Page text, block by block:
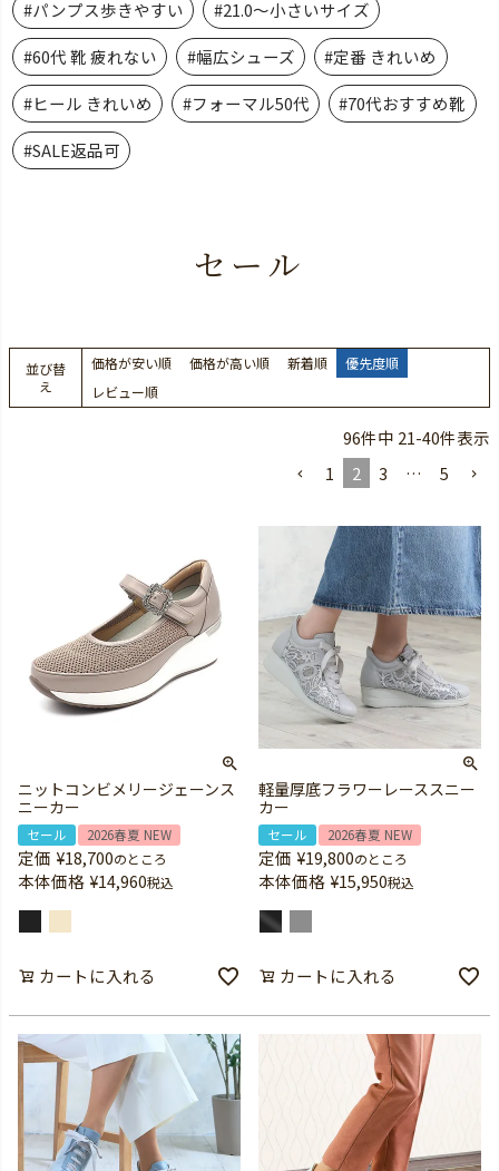
#パンプス歩きやすい #21.0～小さいサイズ
#60代 靴 疲れない #幅広シューズ #定番 きれいめ
#ヒール きれいめ #フォーマル50代 #70代おすすめ靴
#SALE返品可
セール
並び替
え
価格が安い順 価格が高い順 新着順
優先度順
レビュー順
96件中 21-40件表示
1
2 3 … 5
ニットコンビメリージェーンス
ニーカー
セール 2026春夏 NEW
定価 ¥18,700のところ
本体価格 ¥14,960税込
カートに入れる
軽量厚底フラワーレーススニー
カー
セール 2026春夏 NEW
定価 ¥19,800のところ
本体価格 ¥15,950税込
カートに入れる